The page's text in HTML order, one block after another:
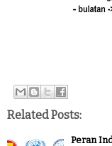
Related Posts:
Peran